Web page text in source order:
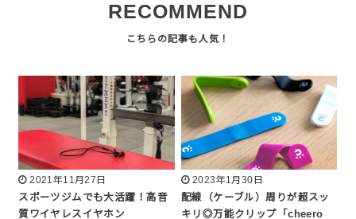
RECOMMEND
2021年11月27日
スポーツジムでも大活躍！高音
質ワイヤレスイヤホン
2023年1月30日
配線（ケーブル）周りが超スッ
キリ◎万能クリップ「cheero